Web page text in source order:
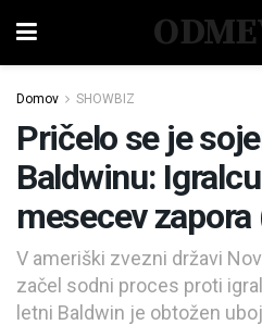
Domov SHOWBIZ
Pričelo se je
Baldwinu:
mesecev zapora
V ameriški zvezni državi
začel sodni proces proti
letni Baldwin je obtožen